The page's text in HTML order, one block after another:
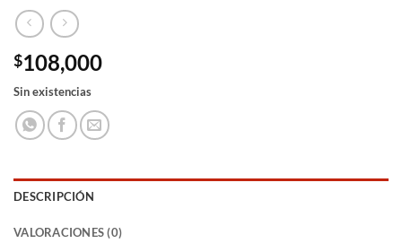
$108,000
Sin existencias
DESCRIPCIÓN
VALORACIONES (0)